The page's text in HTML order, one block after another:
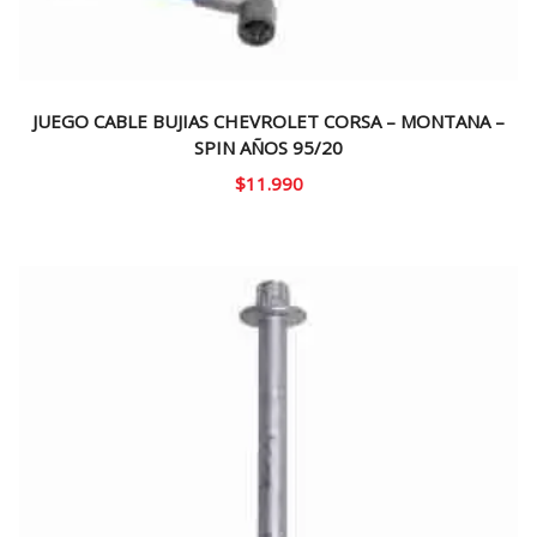
JUEGO CABLE BUJIAS CHEVROLET CORSA – MONTANA –
SPIN AÑOS 95/20
$11.990